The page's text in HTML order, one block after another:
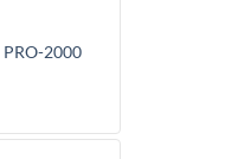
2000